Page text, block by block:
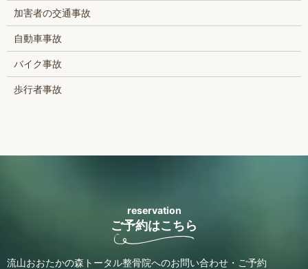
加害者の交通事故
自動車事故
バイク事故
歩行者事故
reservation
ご予約はこちら
流山おおたかの森トータル整骨院へのお問い合わせ・ご予約